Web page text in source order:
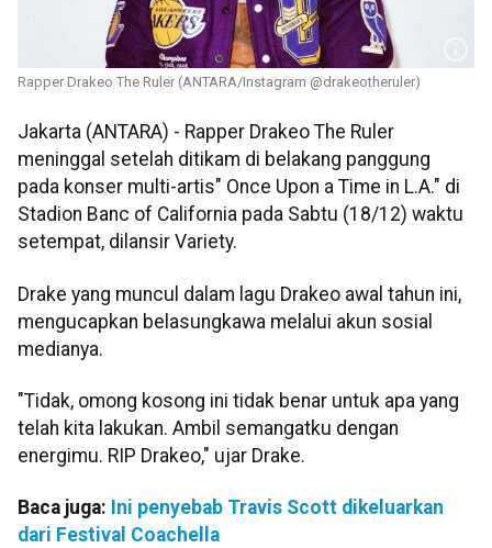
Rapper Drakeo The Ruler (ANTARA/Instagram @drakeotheruler)
Jakarta (ANTARA) - Rapper Drakeo The Ruler
meninggal setelah ditikam di belakang panggung
pada konser multi-artis" Once Upon a Time in L.A." di
Stadion Banc of California pada Sabtu (18/12) waktu
setempat, dilansir Variety.
Drake yang muncul dalam lagu Drakeo awal tahun ini,
mengucapkan belasungkawa melalui akun sosial
medianya.
"Tidak, omong kosong ini tidak benar untuk apa yang
telah kita lakukan. Ambil semangatku dengan
energimu. RIP Drakeo," ujar Drake.
Baca juga: Ini penyebab Travis Scott dikeluarkan
dari Festival Coachella